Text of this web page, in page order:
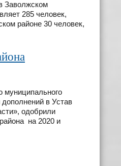
Заволжском
285 человек,
районе 30 человек,
муниципального
в Устав
одобрили
на 2020 и